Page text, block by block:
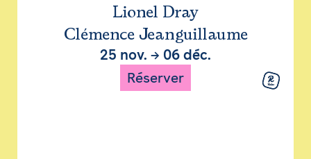
Lionel Dray
Clémence Jeanguillaume
25 nov. → 06 déc.
Réserver